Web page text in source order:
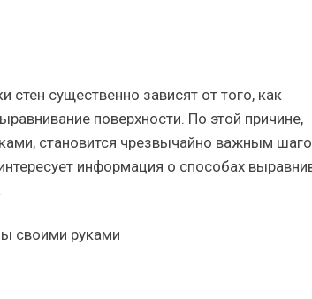
стен существенно зависят от того, как
поверхности. По этой причине,
становится чрезвычайно важным
информация о способах